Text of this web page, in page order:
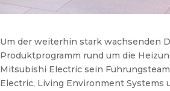
Um der weiterhin stark wachsenden
Produktprogramm rund um die
Mitsubishi Electric sein
Electric, Living Environment Systems